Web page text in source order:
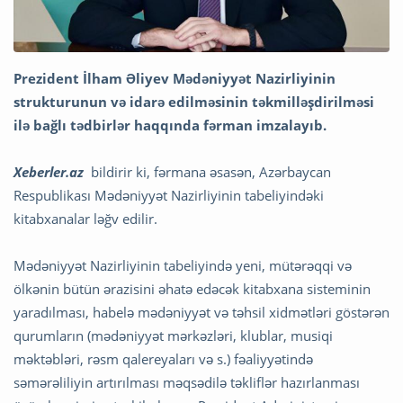
Prezident İlham Əliyev Mədəniyyət Nazirliyinin
strukturunun və idarə edilməsinin təkmilləşdirilməsi
ilə bağlı tədbirlər haqqında fərman imzalayıb.
Xeberler.az bildirir ki, fərmana əsasən, Azərbaycan
Respublikası Mədəniyyət Nazirliyinin tabeliyindəki
kitabxanalar ləğv edilir.
Mədəniyyət Nazirliyinin tabeliyində yeni, mütərəqqi və
ölkənin bütün ərazisini əhatə edəcək kitabxana sisteminin
yaradılması, habelə mədəniyyət və təhsil xidmətləri göstərən
qurumların (mədəniyyət mərkəzləri, klublar, musiqi
məktəbləri, rəsm qalereyaları və s.) fəaliyyətində
səmərəliliyin artırılması məqsədilə təkliflər hazırlanması